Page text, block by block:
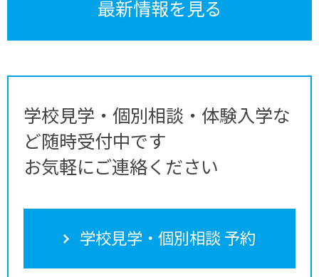
最新情報を見る
学校見学・個別相談・体験入学な
ど随時受付中です
お気軽にご連絡ください
学校見学・個別相談 予約